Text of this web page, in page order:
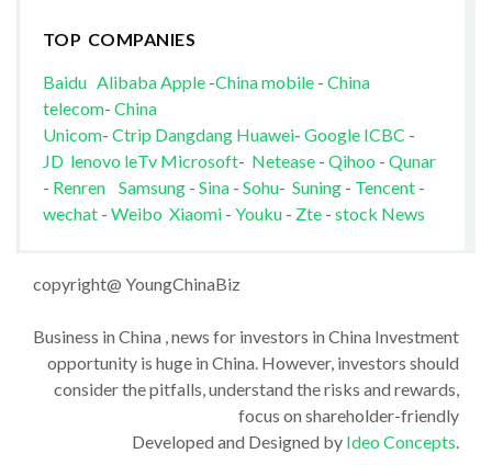
TOP COMPANIES
Baidu AlibabaApple-China mobile- China
telecom- China
Unicom- Ctrip Dangdang Huawei- Google ICBC -
JD lenovo leTv Microsoft- Netease- Qihoo - Qunar
- Renren Samsung- Sina- Sohu- Suning- Tencent-
wechat - Weibo Xiaomi- Youku - Zte- stock News
copyright@ YoungChinaBiz
Business in China , news for investors in China Investment
opportunity is huge in China. However, investors should
consider the pitfalls, understand the risks and rewards,
focus on shareholder-friendly
Developed and Designed by Ideo Concepts.